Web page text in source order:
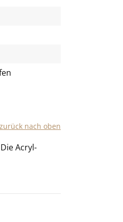
zu­rück nach oben
Acryl-​